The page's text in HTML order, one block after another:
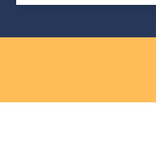
chaleureux, d’une